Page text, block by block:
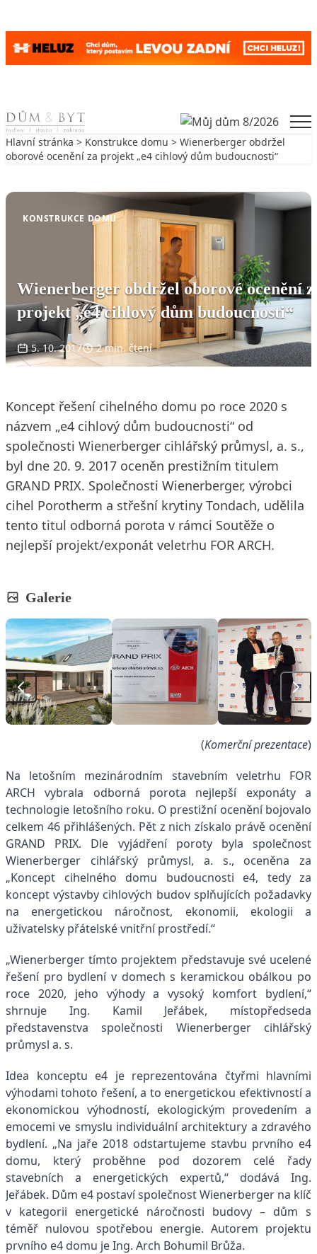
Skip to content
Hlavní stránka > Konstrukce domu > Wienerberger obdržel
oborové ocenění za projekt „e4 cihlový dům budoucnosti“
KONSTRUKCE DOMU
Wienerberger obdržel oborové ocenění
projekt „e4 cihlový dům budoucnosti“
5. 10. 2017 2 min. čtení
Koncept řešení cihelného domu po roce 2020 s
názvem „e4 cihlový dům budoucnosti“ od
společnosti Wienerberger cihlářský průmysl, a. s.,
byl dne 20. 9. 2017 oceněn prestižním titulem
GRAND PRIX. Společnosti Wienerberger, výrobci
cihel Porotherm a střešní krytiny Tondach, udělila
tento titul odborná porota v rámci Soutěže o
nejlepší projekt/exponát veletrhu FOR ARCH.
Galerie
(Komerční prezentace)
Na letošním mezinárodním stavebním veletrhu FOR
ARCH vybrala odborná porota nejlepší exponáty a
technologie letošního roku. O prestižní ocenění bojovalo
celkem 46 přihlášených. Pět z nich získalo právě ocenění
GRAND PRIX. Dle vyjádření poroty byla společnost
Wienerberger cihlářský průmysl, a. s., oceněna za
„Koncept cihelného domu budoucnosti e4, tedy za
koncept výstavby cihlových budov splňujících požadavky
na energetickou náročnost, ekonomii, ekologii a
uživatelsky přátelské vnitřní prostředí.“
„Wienerberger tímto projektem představuje své ucelené
řešení pro bydlení v domech s keramickou obálkou po
roce 2020, jeho výhody a vysoký komfort bydlení,“
shrnuje Ing. Kamil Jeřábek, místopředseda
představenstva společnosti Wienerberger cihlářský
průmysl a. s.
Idea konceptu e4 je reprezentována čtyřmi hlavními
výhodami tohoto řešení, a to energetickou efektivností a
ekonomickou výhodností, ekologickým provedením a
emocemi ve smyslu individuální architektury a zdravého
bydlení. „Na jaře 2018 odstartujeme stavbu prvního e4
domu, který proběhne pod dozorem celé řady
stavebních a energetických expertů,“ dodává Ing.
Jeřábek. Dům e4 postaví společnost Wienerberger na klíč
v kategorii energetické náročnosti budovy – dům s
téměř nulovou spotřebou energie. Autorem projektu
prvního e4 domu je Ing. Arch Bohumil Brůža.